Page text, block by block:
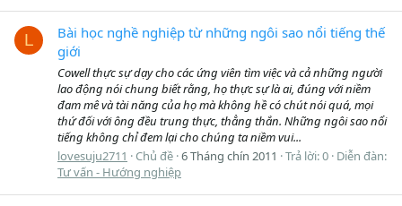
L
Bài học nghề nghiệp từ những ngôi sao nổi tiếng thế
giới
Cowell thực sự dạy cho các ứng viên tìm việc và cả những người
lao động nói chung biết rằng, họ thực sự là ai, đúng với niềm
đam mê và tài năng của họ mà không hề có chút nói quá, mọi
thứ đối với ông đều trung thực, thẳng thắn. Những ngôi sao nổi
tiếng không chỉ đem lại cho chúng ta niềm vui...
lovesuju2711
Chủ đề 6 Tháng chín 2011 Trả lời: 0 Diễn đàn:
Tư vấn - Hướng nghiệp